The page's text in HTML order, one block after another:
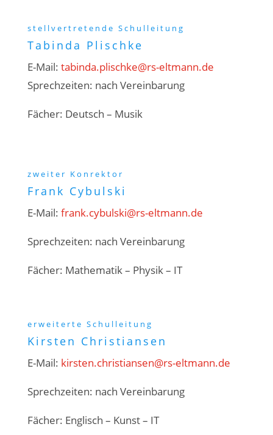
stellvertretende Schulleitung
Tabinda Plischke
E-Mail: tabinda.plischke@rs-eltmann.de
Sprechzeiten: nach Vereinbarung
Fächer: Deutsch – Musik
zweiter Konrektor
Frank Cybulski
E-Mail: frank.cybulski@rs-eltmann.de
Sprechzeiten: nach Vereinbarung
Fächer: Mathematik – Physik – IT
erweiterte Schulleitung
Kirsten Christiansen
E-Mail: kirsten.christiansen@rs-eltmann.de
Sprechzeiten: nach Vereinbarung
Fächer: Englisch – Kunst – IT